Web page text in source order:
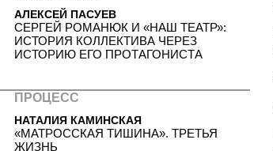
АЛЕКСЕЙ ПАСУЕВ
СЕРГЕЙ РОМАНЮК И «НАШ ТЕАТР»:
ИСТОРИЯ КОЛЛЕКТИВА ЧЕРЕЗ
ИСТОРИЮ ЕГО ПРОТАГОНИСТА
ПРОЦЕСС
НАТАЛИЯ КАМИНСКАЯ
«МАТРОССКАЯ ТИШИНА». ТРЕТЬЯ
ЖИЗНЬ